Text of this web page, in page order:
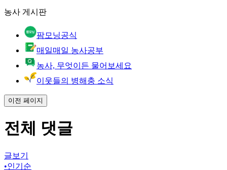
농사 게시판
팜모닝공식
매일매일 농사공부
농사, 무엇이든 물어보세요
이웃들의 병해충 소식
이전 페이지
전체 댓글
글보기
•인기순